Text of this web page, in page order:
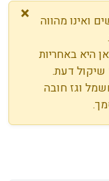
×
ואינו מהווה
היא באחריות
דעת.
וגז חובה